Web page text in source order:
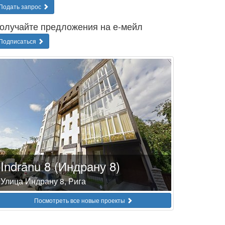
запрос
предложения на е-мейл
Indrānu 8 (Индрану 8)
Улица Индрану 8, Рига
Посмотреть все новые проекты